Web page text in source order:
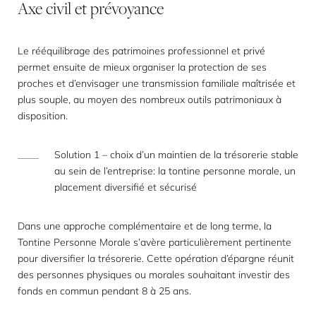
Axeciviletprévoyance
Le rééquilibrage des patrimoines professionnel et privé
permet ensuite de mieux organiser la protection de ses
proches et d’envisager une transmission familiale maîtrisée et
plus souple, au moyen des nombreux outils patrimoniaux à
disposition.
Solution 1 – choix d’un maintien de la trésorerie stable
au sein de l’entreprise: la tontine personne morale, un
placement diversifié et sécurisé
Dans une approche complémentaire et de long terme, la
Tontine Personne Morale s’avère particulièrement pertinente
pour diversifier la trésorerie. Cette opération d’épargne réunit
des personnes physiques ou morales souhaitant investir des
fonds en commun pendant 8 à 25 ans.